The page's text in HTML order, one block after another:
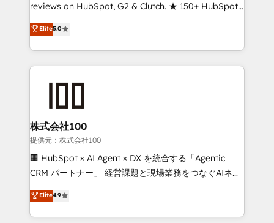
reviews on HubSpot, G2 & Clutch. ★ 150+ HubSpot
Certified Experts & Trainers across the team ★
1,500+ implementations across five continents ★ AI-
First, RevOps-led, Onboarding obsessed ★
Company of the Year 2024/25 INSIDEA helps
and build AI-powered workflows that drive adoption
from week one, in your time zone. What we do ➤
Onboarding: Live in weeks, with workflows built
around your business, not a template. ➤ Migration:
Move from any legacy CRM. Zero downtime, full data
run your revenue process. Sales, marketing, and
service wired together. ➤ AI and Integrations: Layer
Elite5.0
株式会社100
提供元：株式会社100
🏢 HubSpot × AI Agent × DX を統合する「Agentic
CRM パートナー」 経営課題と現場業務をつなぐAIネイ
ティブ・エージェンシーとして、HubSpot Eliteの実装
力で顧客フロント業務を再設計します。 💡 100inc は何
をする会社か？ HubSpotを共通基盤に、AIエージェン
Elite4.9